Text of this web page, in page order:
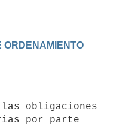
ORDENAMIENTO
obligaciones
por parte